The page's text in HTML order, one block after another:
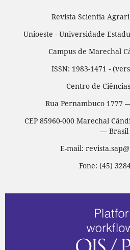
Revista Scientia
Unioeste - Universidade
Campus de Marechal
ISSN: 1983-1471 -
Centro de
Rua Pernambuco 1777
CEP 85960-000 Marechal
— Brasil
E-mail:
Fone: (45)